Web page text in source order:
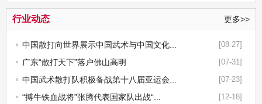
更多>>
行业动态
[08-27]
中国散打向世界展示中国武术与中国文化...
[07-31]
广东“散打天下”落户佛山高明
[07-23]
中国武术散打队积极备战第十八届亚运会...
[12-18]
“搏牛铁血战将”张腾代表国家队出战“...